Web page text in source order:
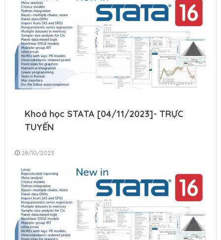
Khoá học STATA [04/11/2023]- TRỰC
TUYẾN
28/10/2023